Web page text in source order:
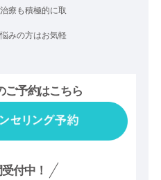
療も積極的に取
みの方はお気軽
ご予約はこちら
付中！